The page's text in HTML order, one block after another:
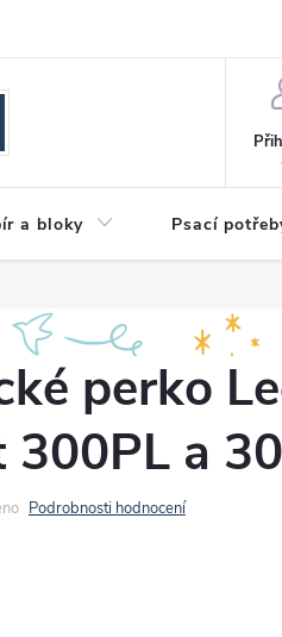
a bloky Psací
perko
a
Podrobnosti hodnocení